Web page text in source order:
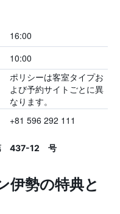
16:00
10:00
ポリシーは客室タイプお
よび予約サイトごとに異
なります。
+81 596 292 111
437-12 号
伊勢の特典と